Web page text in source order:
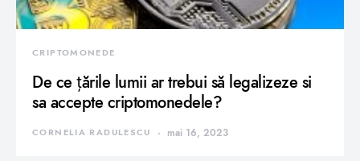
CRIPTOMONEDE
De ce țările lumii ar trebui să legalizeze si
sa accepte criptomonedele?
CORNELIA RADULESCU mai 16, 2023